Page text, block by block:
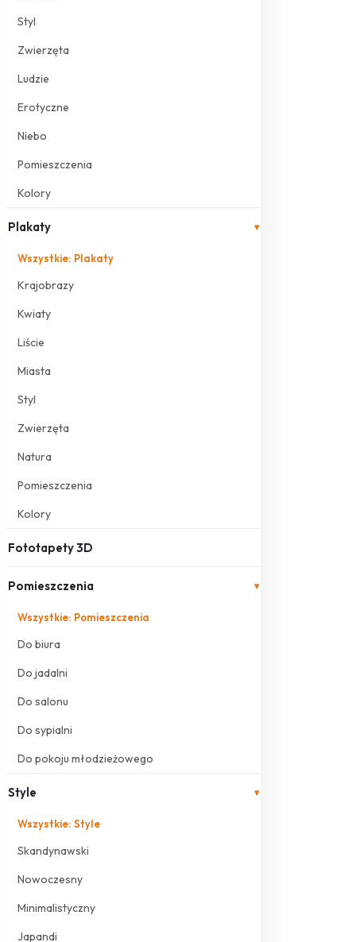
Styl
Zwierzęta
Ludzie
Erotyczne
Niebo
Pomieszczenia
Kolory
Plakaty ▾
Wszystkie: Plakaty
Krajobrazy
Kwiaty
Liście
Miasta
Styl
Zwierzęta
Natura
Pomieszczenia
Kolory
Fototapety 3D
Pomieszczenia ▾
Wszystkie: Pomieszczenia
Do biura
Do jadalni
Do salonu
Do sypialni
Do pokoju młodzieżowego
Style ▾
Wszystkie: Style
Skandynawski
Nowoczesny
Minimalistyczny
Japandi